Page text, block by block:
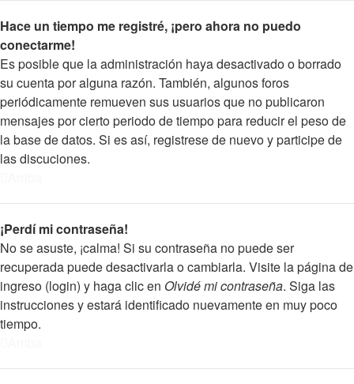
Hace un tiempo me registré, ¡pero ahora no puedo
conectarme!
Es posible que la administración haya desactivado o borrado
su cuenta por alguna razón. También, algunos foros
periódicamente remueven sus usuarios que no publicaron
mensajes por cierto periodo de tiempo para reducir el peso de
la base de datos. Si es así, registrese de nuevo y participe de
las discuciones.
¡Perdí mi contraseña!
No se asuste, ¡calma! Si su contraseña no puede ser
recuperada puede desactivarla o cambiarla. Visite la página de
ingreso (login) y haga clic en Olvidé mi contraseña. Siga las
instrucciones y estará identificado nuevamente en muy poco
tiempo.